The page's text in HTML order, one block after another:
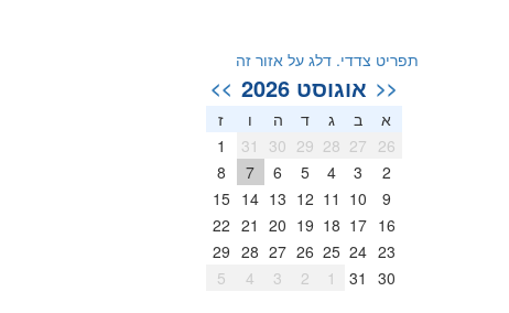
תפריט צדדי. דלג על אזור זה
<< אוגוסט 2026 >>
א ב ג ד ה ו
ז
26
27
28
29
30
31
1
2
3
4
5
6
7
8
9
10
11
12
13
14
15
16
17
18
19
20
21
22
23
24
25
26
27
28
29
30
31
1
2
3
4
5